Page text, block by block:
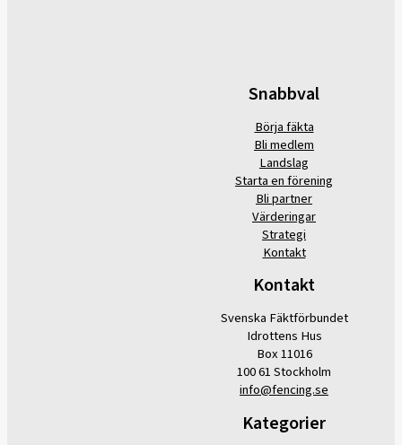
Snabbval
Börja fäkta
Bli medlem
Landslag
Starta en förening
Bli partner
Värderingar
Strategi
Kontakt
Kontakt
Svenska Fäktförbundet
Idrottens Hus
Box 11016
100 61 Stockholm
info@fencing.se
Kategorier